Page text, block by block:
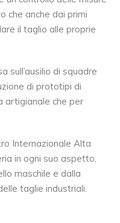
che anche dai primi
il taglio alle proprie
sull’ausilio di squadre
di prototipi di
artigianale che per
Internazionale Alta
in ogni suo aspetto,
maschile e dalla
taglie industriali.